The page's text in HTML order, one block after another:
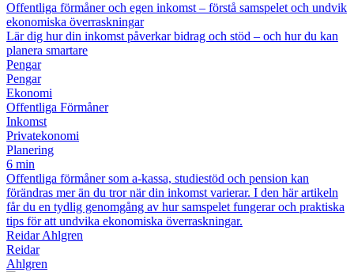
Offentliga förmåner och egen inkomst – förstå samspelet och undvik
ekonomiska överraskningar
Lär dig hur din inkomst påverkar bidrag och stöd – och hur du kan
planera smartare
Pengar
Pengar
Ekonomi
Offentliga Förmåner
Inkomst
Privatekonomi
Planering
6 min
Offentliga förmåner som a-kassa, studiestöd och pension kan
förändras mer än du tror när din inkomst varierar. I den här artikeln
får du en tydlig genomgång av hur samspelet fungerar och praktiska
tips för att undvika ekonomiska överraskningar.
Reidar Ahlgren
Reidar
Ahlgren